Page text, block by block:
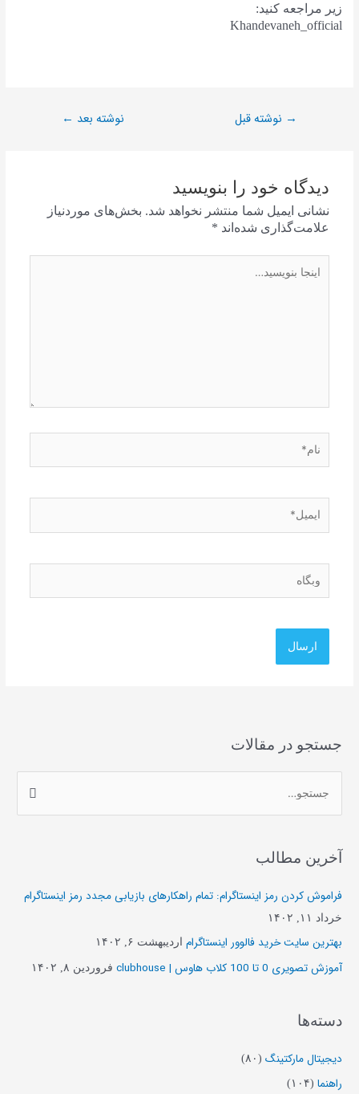
زیر مراجعه کنید:
Khandevaneh_official
→ نوشته قبل نوشته بعد ←
دیدگاه‌ خود را بنویسید
نشانی ایمیل شما منتشر نخواهد شد. بخش‌های موردنیاز
علامت‌گذاری شده‌اند *
بنویسید…
وبگاه
جستجو در مقالات
س
ج
ا
ی
آخرین مطالب
فراموش کردن رمز اینستاگرام: تمام راهکارهای بازیابی مجدد رمز اینستاگرام
خرداد ۱۱, ۱۴۰۲
بهترین سایت خرید فالوور اینستاگرام اردیبهشت ۶, ۱۴۰۲
آموزش تصویری 0 تا 100 کلاب هاوس | clubhouse فروردین ۸, ۱۴۰۲
دسته‌ها
دیجیتال مارکتینگ (۸۰)
راهنما (۱۰۴)